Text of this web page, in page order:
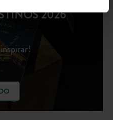
2026